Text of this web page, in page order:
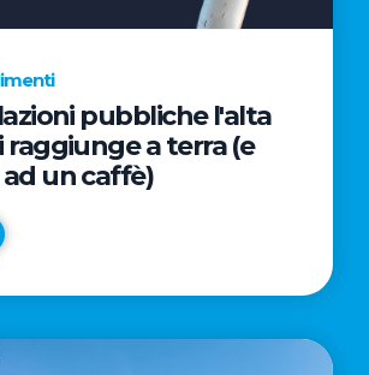
pubbliche l'alta
raggiunge a terra (e
un caffè)